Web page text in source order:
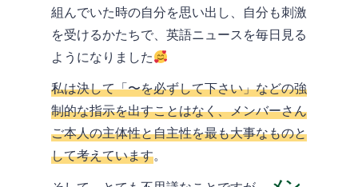
組んでいた時の自分を思い出し、自分も刺激
を受けるかたちで、英語ニュースを毎日見る
ようになりました
私は決して「〜を必ずして下さい」などの強
制的な指示を出すことはなく、メンバーさん
ご本人の主体性と自主性を最も大事なものと
して考えています。